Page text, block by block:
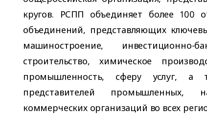
кругов. РСПП объединяет более 100
объединений, представляющих
машиностроение,
строительство, химическое
промышленность, сферу услуг, а
представителей промышленных,
коммерческих организаций во всех